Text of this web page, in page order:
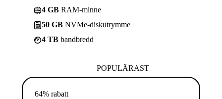
4 GB RAM-minne
50 GB NVMe-diskutrymme
4 TB bandbredd
POPULÄRAST
64% rabatt